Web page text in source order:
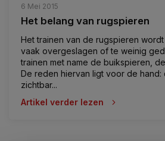
6 Mei 2015
Het belang van rugspieren
Het trainen van de rugspieren
vaak overgeslagen of te weinig
trainen met name de buikspieren,
De reden hiervan ligt voor de hand:
zichtbar...
Artikel verder lezen